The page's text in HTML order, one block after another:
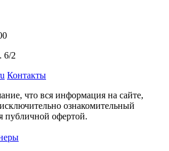
6/2
Контакты
что вся информация на сайте,
ознакомительный
публичной офертой.